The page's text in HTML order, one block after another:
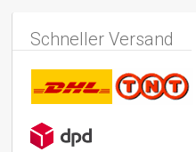
Schneller Versand